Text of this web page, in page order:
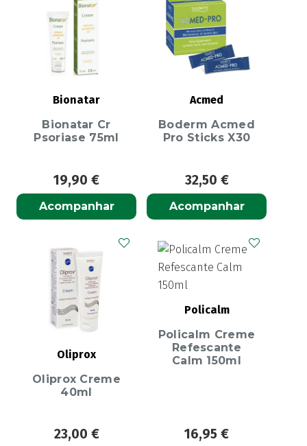
Bionatar
Bionatar Cr
Psoriase 75ml
19,90 €
Acompanhar
Acmed
Boderm Acmed
Pro Sticks X30
32,50 €
Acompanhar
Oliprox
Oliprox Creme
40ml
23,00 €
Policalm
Policalm Creme
Refescante
Calm 150ml
16,95 €